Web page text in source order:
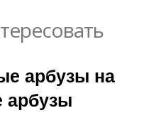
арбузы на
арбузы